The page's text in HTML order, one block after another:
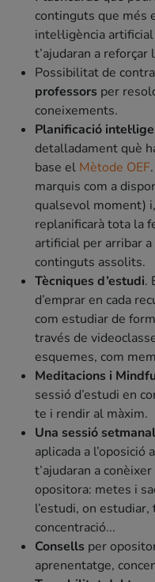
continguts que més
intel·ligència
t’ajudaran a reforçar
Possibilitat de
professors per
coneixements.
Planificació
detalladament què
base el Mètode OEF
marquis com a
qualsevol moment)
replanificarà tota la
artificial per arribar
continguts assolits.
Tècniques d’estudi.
d’emprar en cada
com estudiar de
través de
esquemes, com
Meditacions i
sessió d’estudi en
te i rendir al màxim.
Una sessió
aplicada a l’oposició
t’ajudaran a
opositora: metes i
l’estudi, on
concentració...
Consells per
aprenentatge,